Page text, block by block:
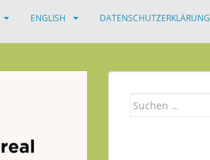
ENGLISH DATENSCHUTZERKLÄRUNG